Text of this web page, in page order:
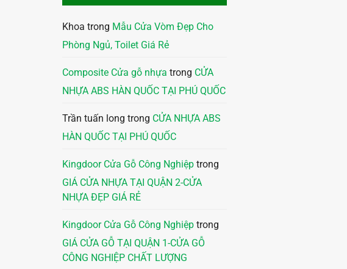
Khoa trong Mẫu Cửa Vòm Đẹp Cho
Phòng Ngủ, Toilet Giá Rẻ
Composite Cửa gỗ nhựa trong CỬA
NHỰA ABS HÀN QUỐC TẠI PHÚ QUỐC
Trần tuấn long trong CỬA NHỰA ABS
HÀN QUỐC TẠI PHÚ QUỐC
Kingdoor Cửa Gỗ Công Nghiệp trong
GIÁ CỬA NHỰA TẠI QUẬN 2-CỬA
NHỰA ĐẸP GIÁ RẺ
Kingdoor Cửa Gỗ Công Nghiệp trong
GIÁ CỬA GỖ TẠI QUẬN 1-CỬA GỖ
CÔNG NGHIỆP CHẤT LƯỢNG